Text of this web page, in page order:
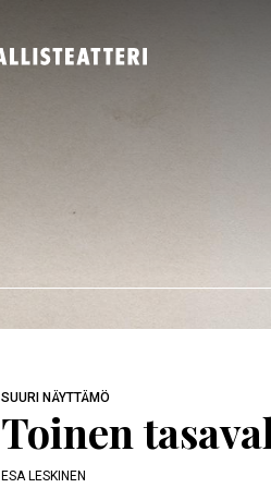
SUURI NÄYTTÄMÖ
Toinen
ESA LESKINEN